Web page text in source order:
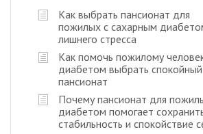
Как выбрать пансионат для
пожилых с сахарным
лишнего стресса
Как помочь пожилому
диабетом выбрать спокойный
пансионат
Почему пансионат для
диабетом помогает
стабильность и спокойствие